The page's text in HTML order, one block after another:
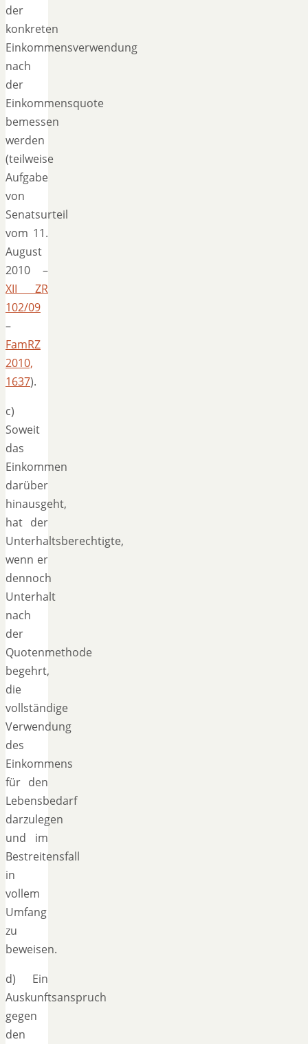
der
konkreten
Einkommensverwendung
nach
der
Einkommensquote
bemessen
werden
(teilweise
Aufgabe
von
Senatsurteil
vom 11.
August
2010 –
XII ZR
102/09
–
FamRZ
2010,
1637).
c)
Soweit
das
Einkommen
darüber
hinausgeht,
hat der
Unterhaltsberechtigte,
wenn er
dennoch
Unterhalt
nach
der
Quotenmethode
begehrt,
die
vollständige
Verwendung
des
Einkommens
für den
Lebensbedarf
darzulegen
und im
Bestreitensfall
in
vollem
Umfang
zu
beweisen.
d) Ein
Auskunftsanspruch
gegen
den